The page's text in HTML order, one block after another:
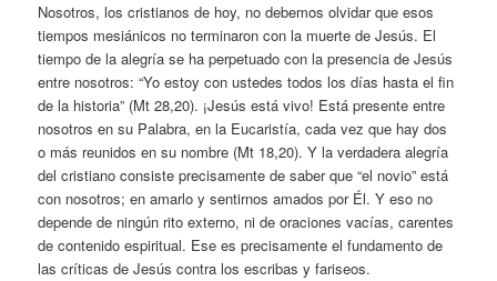
Nosotros, los cristianos de hoy, no debemos olvidar que esos
tiempos mesiánicos no terminaron con la muerte de Jesús. El
tiempo de la alegría se ha perpetuado con la presencia de Jesús
entre nosotros: “Yo estoy con ustedes todos los días hasta el fin
de la historia” (Mt 28,20). ¡Jesús está vivo! Está presente entre
nosotros en su Palabra, en la Eucaristía, cada vez que hay dos
o más reunidos en su nombre (Mt 18,20). Y la verdadera alegría
del cristiano consiste precisamente de saber que “el novio” está
con nosotros; en amarlo y sentirnos amados por Él. Y eso no
depende de ningún rito externo, ni de oraciones vacías, carentes
de contenido espiritual. Ese es precisamente el fundamento de
las críticas de Jesús contra los escribas y fariseos.